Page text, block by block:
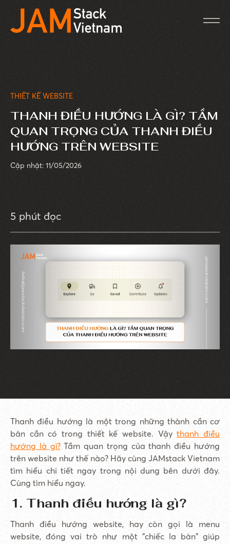
THIẾT KẾ WEBSITE
THANH ĐIỀU HƯỚNG LÀ GÌ? TẦM
QUAN TRỌNG CỦA THANH ĐIỀU
HƯỚNG TRÊN WEBSITE
Cập nhật: 11/05/2026
5 phút đọc
Thanh điều hướng là một trong những thành cần cơ
bản cần có trong thiết kế website. Vậythanh điều
hướng là gì?Tầm quan trọng của thanh điều hướng
trên website như thế nào? Hãy cùng JAMstack Vietnam
tìm hiểu chi tiết ngay trong nội dung bên dưới đây.
Cùng tìm hiểu ngay.
1. Thanh điều hướng là gì?
Thanh điều hướng website, hay còn gọi là menu
website, đóng vai trò như một "chiếc la bàn" giúp